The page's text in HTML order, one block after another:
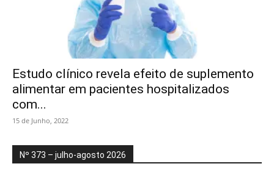
Estudo clínico revela efeito de suplemento
alimentar em pacientes hospitalizados
com...
15 de Junho, 2022
Nº 373 – julho-agosto 2026